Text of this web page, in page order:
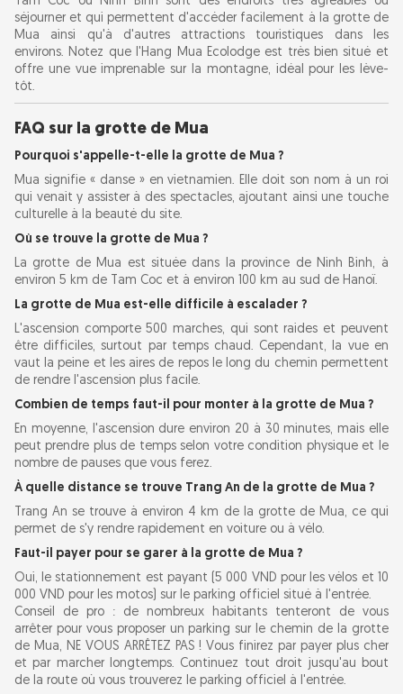
séjourner et qui permettent d'accéder facilement à la grotte de
Mua ainsi qu'à d'autres attractions touristiques dans les
environs. Notez que l'Hang Mua Ecolodge est très bien situé et
offre une vue imprenable sur la montagne, idéal pour les lève-
tôt.
FAQ sur la grotte de Mua
Pourquoi s'appelle-t-elle la grotte de Mua ?
Mua signifie « danse » en vietnamien. Elle doit son nom à un roi
qui venait y assister à des spectacles, ajoutant ainsi une touche
culturelle à la beauté du site.
Où se trouve la grotte de Mua ?
La grotte de Mua est située dans la province de Ninh Binh, à
environ 5 km de Tam Coc et à environ 100 km au sud de Hanoï.
La grotte de Mua est-elle difficile à escalader ?
L'ascension comporte 500 marches, qui sont raides et peuvent
être difficiles, surtout par temps chaud. Cependant, la vue en
vaut la peine et les aires de repos le long du chemin permettent
de rendre l'ascension plus facile.
Combien de temps faut-il pour monter à la grotte de Mua ?
En moyenne, l'ascension dure environ 20 à 30 minutes, mais elle
peut prendre plus de temps selon votre condition physique et le
nombre de pauses que vous ferez.
À quelle distance se trouve Trang An de la grotte de Mua ?
Trang An se trouve à environ 4 km de la grotte de Mua, ce qui
permet de s'y rendre rapidement en voiture ou à vélo.
Faut-il payer pour se garer à la grotte de Mua ?
Oui, le stationnement est payant (5 000 VND pour les vélos et 10
000 VND pour les motos) sur le parking officiel situé à l'entrée.
Conseil de pro : de nombreux habitants tenteront de vous
arrêter pour vous proposer un parking sur le chemin de la grotte
de Mua, NE VOUS ARRÊTEZ PAS ! Vous finirez par payer plus cher
et par marcher longtemps. Continuez tout droit jusqu'au bout
de la route où vous trouverez le parking officiel à l'entrée.